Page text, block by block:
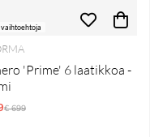
vaihtoehtoja
'Prime' 6 laatikkoa -
Normaali hinta
€ 699